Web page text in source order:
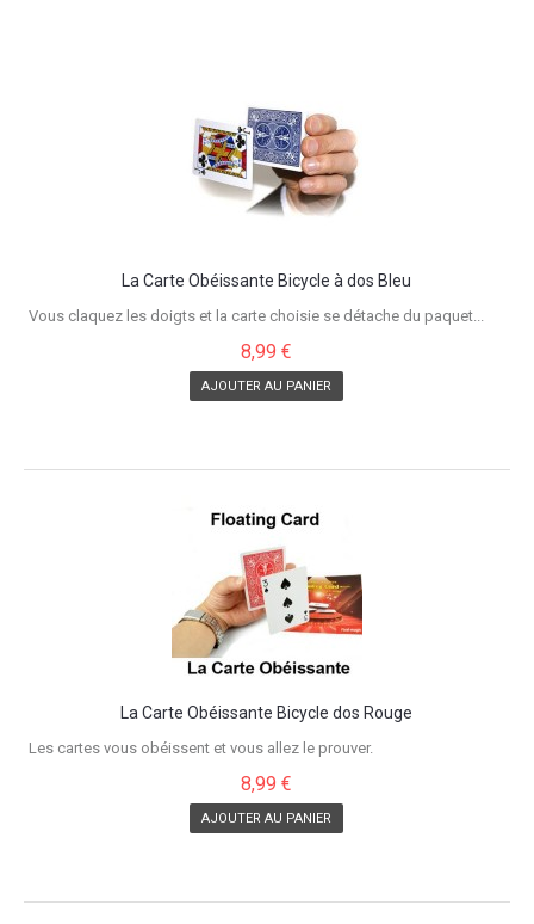
La Carte Obéissante Bicycle à dos Bleu
Vous claquez les doigts et la carte choisie se détache du paquet...
8,99 €
AJOUTER AU PANIER
La Carte Obéissante Bicycle dos Rouge
Les cartes vous obéissent et vous allez le prouver.
8,99 €
AJOUTER AU PANIER